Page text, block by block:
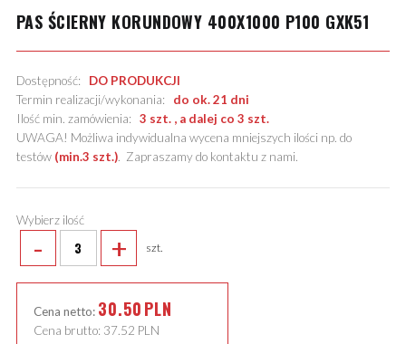
PAS ŚCIERNY KORUNDOWY 400X1000 P100 GXK51
Dostępność: DO PRODUKCJI
Termin realizacji/wykonania: do ok. 21 dni
Ilość min. zamówienia: 3 szt. , a dalej co 3 szt.
UWAGA! Możliwa indywidualna wycena mniejszych ilości np. do
testów (min.3 szt.). Zapraszamy do kontaktu z nami.
Wybierz ilość
- + szt.
Cena netto: 30.50PLN
Cena brutto: 37.52 PLN